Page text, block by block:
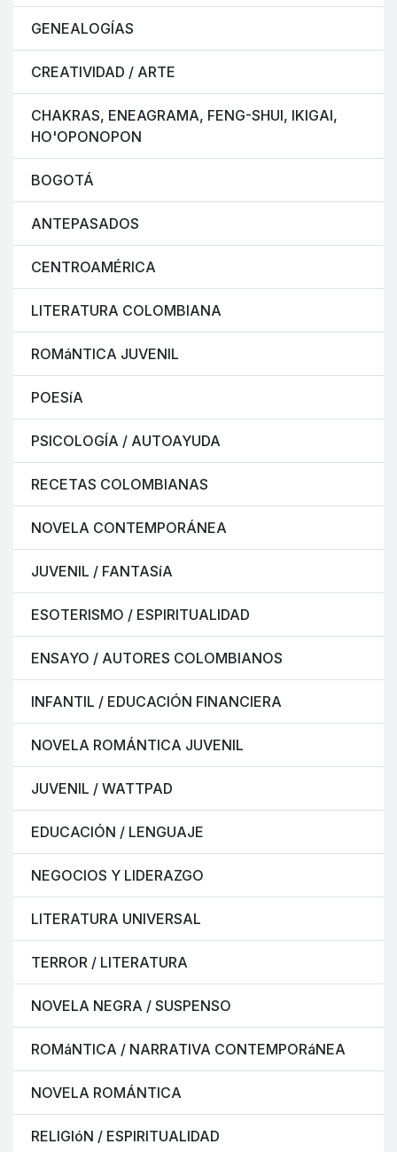
GENEALOGÍAS
CREATIVIDAD / ARTE
CHAKRAS, ENEAGRAMA, FENG-SHUI, IKIGAI,
HO'OPONOPON
BOGOTÁ
ANTEPASADOS
CENTROAMÉRICA
LITERATURA COLOMBIANA
ROMáNTICA JUVENIL
POESíA
PSICOLOGÍA / AUTOAYUDA
RECETAS COLOMBIANAS
NOVELA CONTEMPORÁNEA
JUVENIL / FANTASíA
ESOTERISMO / ESPIRITUALIDAD
ENSAYO / AUTORES COLOMBIANOS
INFANTIL / EDUCACIÓN FINANCIERA
NOVELA ROMÁNTICA JUVENIL
JUVENIL / WATTPAD
EDUCACIÓN / LENGUAJE
NEGOCIOS Y LIDERAZGO
LITERATURA UNIVERSAL
TERROR / LITERATURA
NOVELA NEGRA / SUSPENSO
ROMáNTICA / NARRATIVA CONTEMPORáNEA
NOVELA ROMÁNTICA
RELIGIóN / ESPIRITUALIDAD